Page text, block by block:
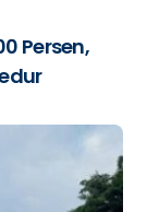
Persen,